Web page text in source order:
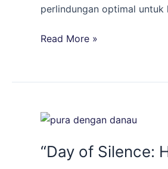
perlindungan optimal
Biasa
untuk
Read More »
“Day of Silence:
“Day
Silence:
Hadirkan